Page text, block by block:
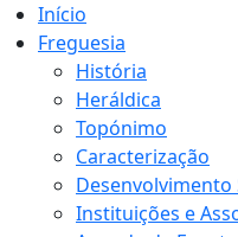
Início
Freguesia
História
Heráldica
Topónimo
Caracterização
Desenvolvimento
Instituições e